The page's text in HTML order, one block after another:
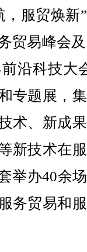
，服贸焕新
贸易峰会
沿科技大
专题展，
术、新成
新技术在
举办40余
务贸易和